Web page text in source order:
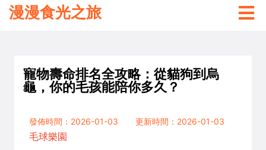
漫漫食光之旅
寵物壽命排名全攻略：從貓狗到烏
龜，你的毛孩能陪你多久？
發佈時間：2026-01-03
更新時間：2026-01-03
毛球樂園